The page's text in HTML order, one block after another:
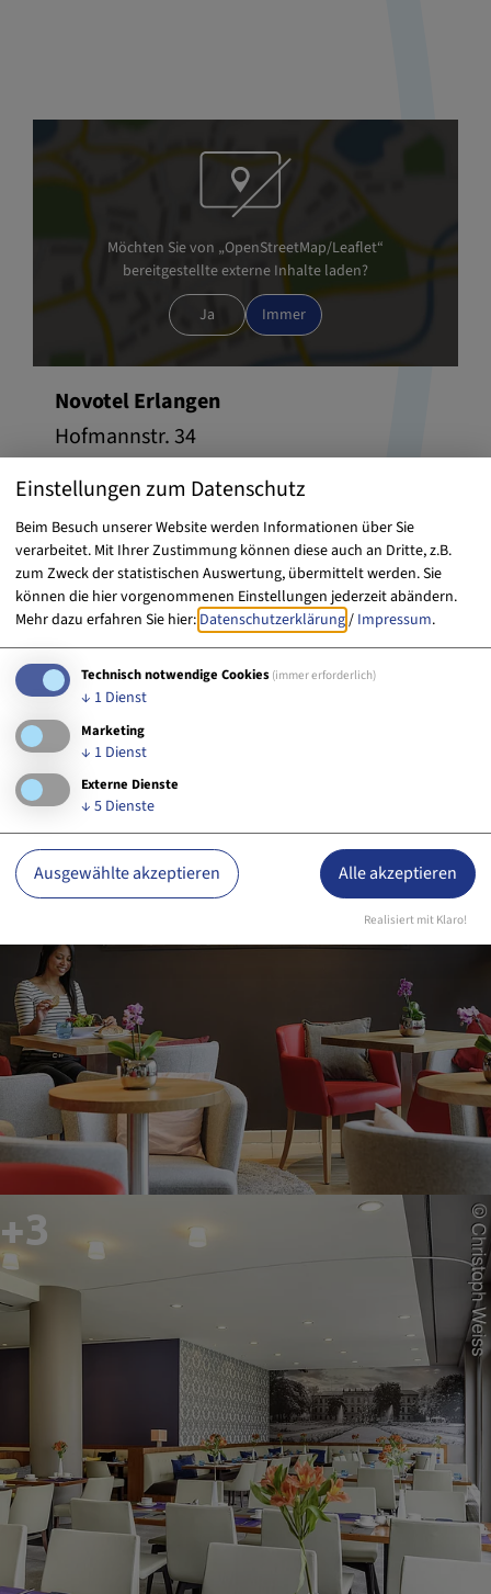
Möchten Sie von „OpenStreetMap/Leaflet“
bereitgestellte externe Inhalte laden?
Ja
Immer
Novotel Erlangen
Hofmannstr. 34
91052 Erlangen
09131 97470 E-Mail
Website
Einstellungen zum Datenschutz
Beim Besuch unserer Website werden Informationen über Sie
verarbeitet. Mit Ihrer Zustimmung können diese auch an Dritte, z.B.
zum Zweck der statistischen Auswertung, übermittelt werden. Sie
können die hier vorgenommenen Einstellungen jederzeit abändern.
Mehr dazu erfahren Sie hier: Datenschutzerklärung/ Impressum.
Technisch notwendige Cookies (immer erforderlich)
↓ 1 Dienst
Marketing
↓ 1 Dienst
Externe Dienste
↓ 5 Dienste
Ausgewählte akzeptieren Alle akzeptieren
Realisiert mit Klaro!